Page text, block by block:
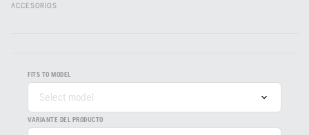
ACCESORIOS
FITS TO MODEL
Select model
VARIANTE DEL PRODUCTO